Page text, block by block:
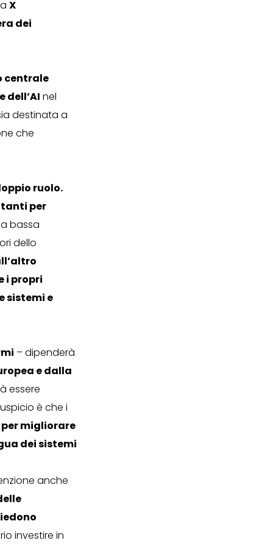
X
dei
centrale
dell’AI nel
destinata a
che
ruolo.
per
bassa
dello
i propri
sistemi e
– dipenderà
e dalla
essere
è che i
migliorare
dei sistemi
anche
investire in